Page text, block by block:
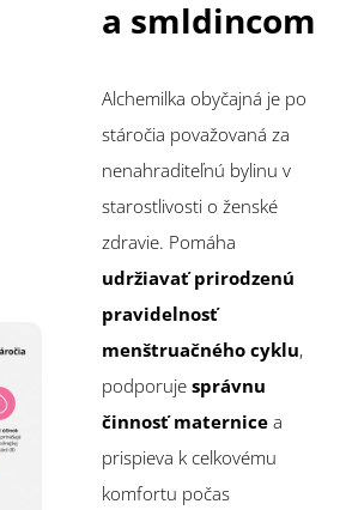
a smldincom
Alchemilka obyčajná je po
stáročia považovaná za
nenahraditeľnú bylinu v
starostlivosti o ženské
zdravie. Pomáha
udržiavať prirodzenú
pravidelnosť
menštruačného cyklu,
podporuje správnu
činnosť maternice a
prispieva k celkovému
komfortu počas